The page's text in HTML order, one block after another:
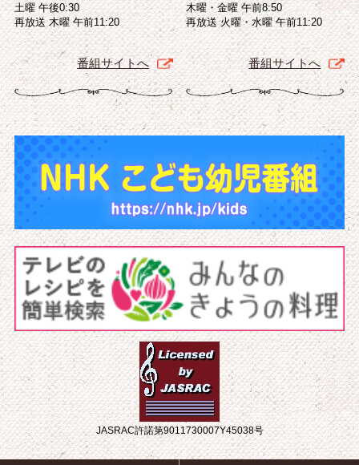
土曜 午後0:30
再放送 木曜 午前11:20
番組サイトへ
木曜・金曜 午前8:50
再放送 火曜・水曜 午前11:20
番組サイトへ
JASRAC許諾第9011730007Y45038号